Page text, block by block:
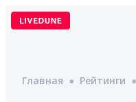
Перейти
Главная ● Рейтинги ●